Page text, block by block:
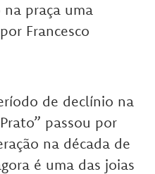
praça uma
Francesco
de declínio na
passou por
na década de
é uma das joias